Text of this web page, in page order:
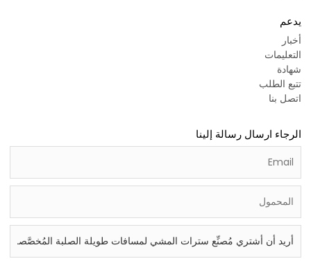
يدعم
أخبار
التعليمات
شهادة
تتبع الطلب
اتصل بنا
الرجاء ارسال رسالة إلينا